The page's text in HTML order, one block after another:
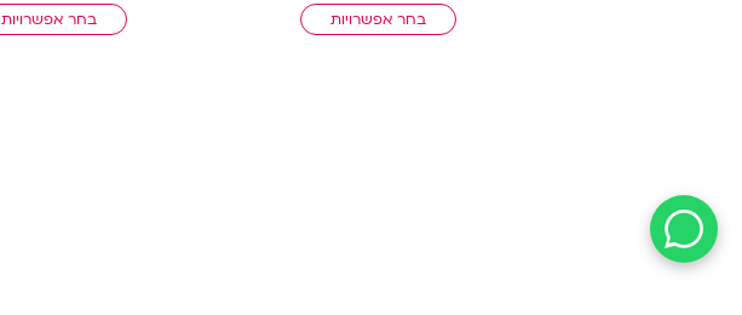
בחר אפשרויות בחר אפשרויות